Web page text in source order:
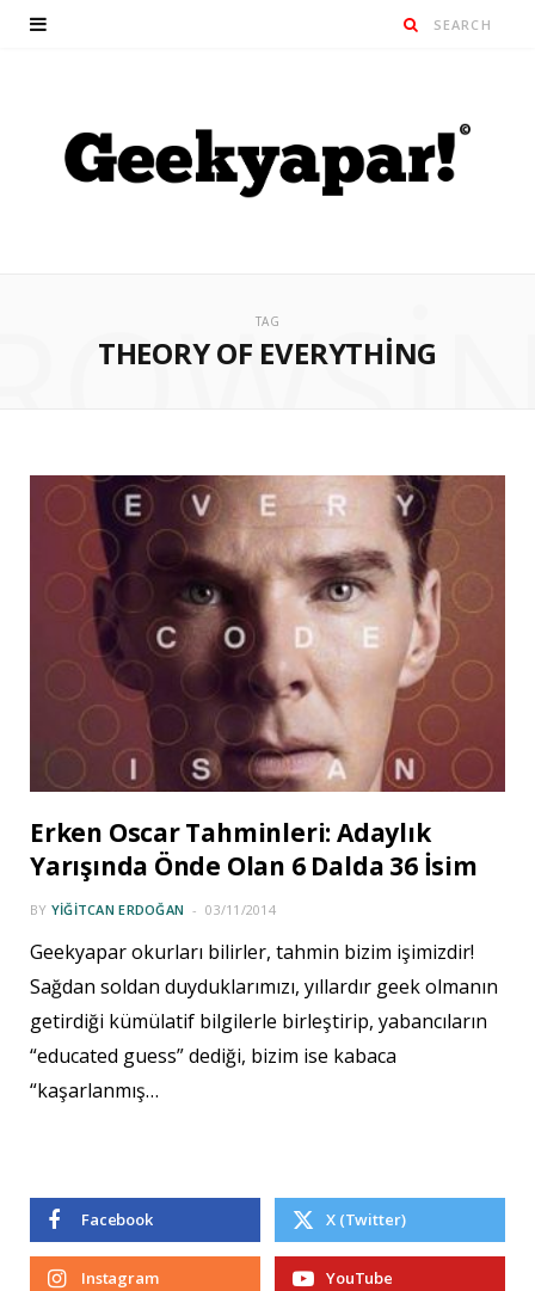
TAG
THEORY OF EVERYTHING
Erken Oscar Tahminleri: Adaylık
Yarışında Önde Olan 6 Dalda 36 İsim
BY YIĞITCAN ERDOĞAN 03/11/2014
Geekyapar okurları bilirler, tahmin bizim işimizdir!
Sağdan soldan duyduklarımızı, yıllardır geek olmanın
getirdiği kümülatif bilgilerle birleştirip, yabancıların
“educated guess” dediği, bizim ise kabaca
“kaşarlanmış…
Facebook X (Twitter)
Instagram YouTube